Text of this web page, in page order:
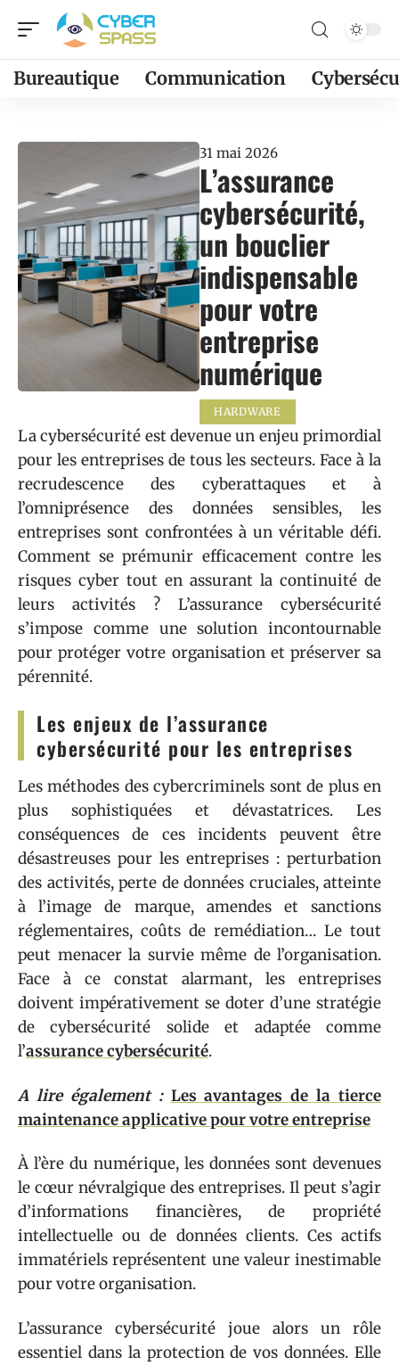
Bureautique Communication
31 mai 2026
L’assurance
cybersécurité,
un bouclier
indispensable
pour votre
entreprise
numérique
HARDWARE
La cybersécurité est devenue un enjeu primordial
pour les entreprises de tous les secteurs. Face à la
recrudescence des cyberattaques et à
l’omniprésence des données sensibles, les
entreprises sont confrontées à un véritable défi.
Comment se prémunir efficacement contre les
risques cyber tout en assurant la continuité de
leurs activités ? L’assurance cybersécurité
s’impose comme une solution incontournable
pour protéger votre organisation et préserver sa
pérennité.
Les enjeux de l’assurance
cybersécurité pour les entreprises
Les méthodes des cybercriminels sont de plus en
plus sophistiquées et dévastatrices. Les
conséquences de ces incidents peuvent être
désastreuses pour les entreprises : perturbation
des activités, perte de données cruciales, atteinte
à l’image de marque, amendes et sanctions
réglementaires, coûts de remédiation… Le tout
peut menacer la survie même de l’organisation.
Face à ce constat alarmant, les entreprises
doivent impérativement se doter d’une stratégie
de cybersécurité solide et adaptée comme
l’assurance cybersécurité.
A lire également : Les avantages de la tierce
maintenance applicative pour votre entreprise
À l’ère du numérique, les données sont devenues
le cœur névralgique des entreprises. Il peut s’agir
d’informations financières, de propriété
intellectuelle ou de données clients. Ces actifs
immatériels représentent une valeur inestimable
pour votre organisation.
L’assurance cybersécurité joue alors un rôle
essentiel dans la protection de vos données. Elle